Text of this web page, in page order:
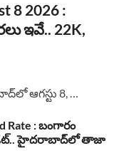
8 2026 :
ఇవే.. 22K,
ఆగస్టు 8, …
Rate : బంగారం
హైదరాబాద్‌లో తాజా